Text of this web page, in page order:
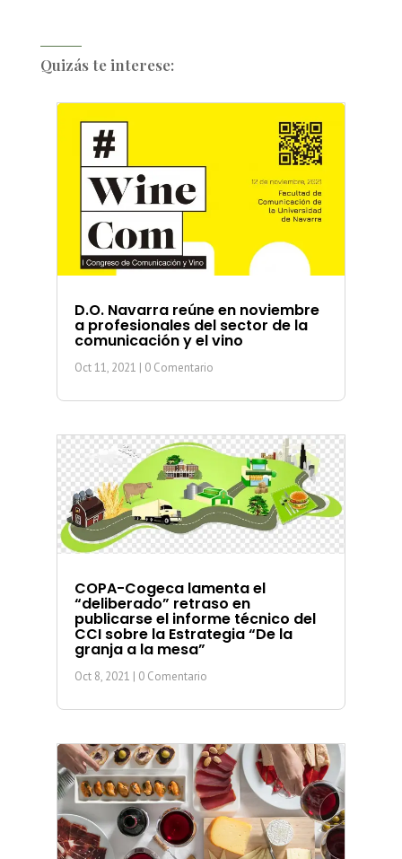
Quizás te interese:
D.O. Navarra reúne en noviembre
a profesionales del sector de la
comunicación y el vino
Oct 11, 2021 | 0 Comentario
COPA-Cogeca lamenta el
“deliberado” retraso en
publicarse el informe técnico del
CCI sobre la Estrategia “De la
granja a la mesa”
Oct 8, 2021 | 0 Comentario